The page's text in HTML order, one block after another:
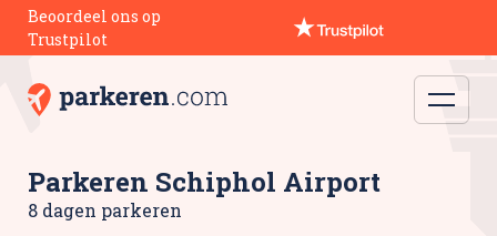
Beoordeel ons op
Trustpilot
Parkeren Schiphol Airport
8 dagen parkeren